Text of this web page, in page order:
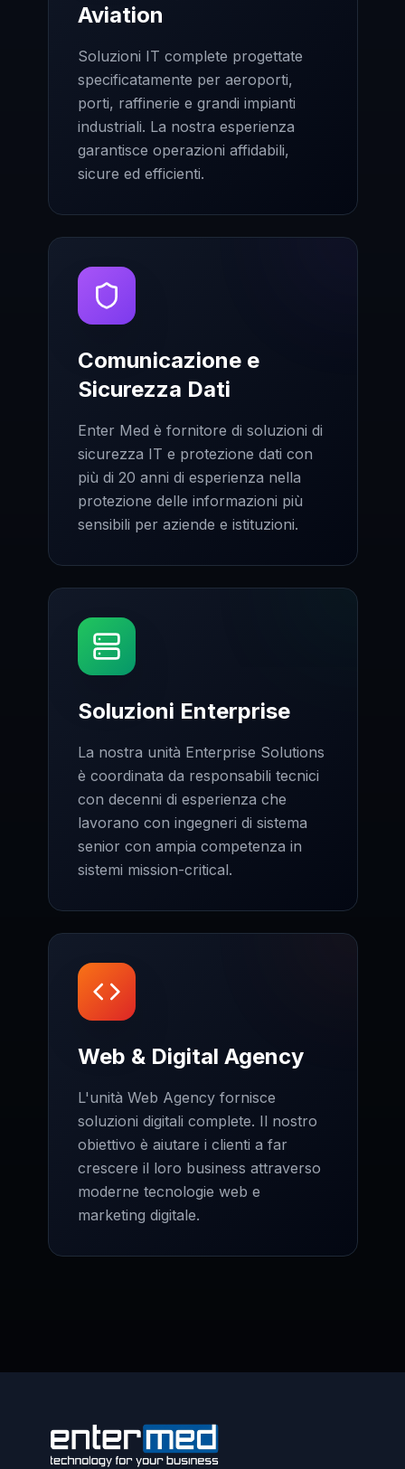
Aviation
Soluzioni IT complete progettate
specificatamente per aeroporti,
porti, raffinerie e grandi impianti
industriali. La nostra esperienza
garantisce operazioni affidabili,
sicure ed efficienti.
Comunicazione e
Sicurezza Dati
Enter Med è fornitore di soluzioni di
sicurezza IT e protezione dati con
più di 20 anni di esperienza nella
protezione delle informazioni più
sensibili per aziende e istituzioni.
Soluzioni Enterprise
La nostra unità Enterprise Solutions
è coordinata da responsabili tecnici
con decenni di esperienza che
lavorano con ingegneri di sistema
senior con ampia competenza in
sistemi mission-critical.
Web & Digital Agency
L'unità Web Agency fornisce
soluzioni digitali complete. Il nostro
obiettivo è aiutare i clienti a far
crescere il loro business attraverso
moderne tecnologie web e
marketing digitale.